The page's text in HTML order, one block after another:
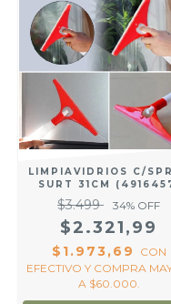
LIMPIAVIDRIOS C/
SURT 31CM
$3.499 34% OFF
$2.321,99
$1.973,69
CON
EFECTIVO Y COMPRA
A $60.000.